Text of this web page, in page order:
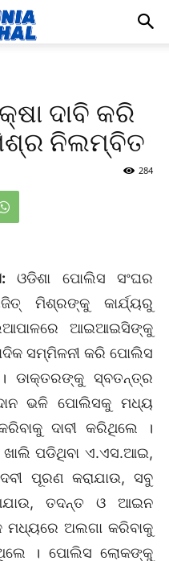
ଦାବି କରି
ନିଲମ୍ବିତ
284
ଓଡିଶା ପୋଲିସ ସଂଘର
ମିଶ୍ରଙ୍କୁ କାର୍ଯ୍ୟରୁ
ଆଇଆଇସିଙ୍କୁ
ସମ୍ମିଳନୀ କରି ପୋଲିସ
ଡାକ୍ତରଙ୍କୁ ସ୍ବତନ୍ତ୍ର
ଭଳି ପୋଲିସକୁ ମଧ୍ୟ
ଦାବୀ କରିଥିଲେ ।
ଖାଲି ପଡିଥିବା ଏ.ଏସ.ଆଇ,
ପୂରଣ କରାଯାଉ, ସବୁ
ତଦନ୍ତ ଓ ଆଇନ
ମଧ୍ୟରେ ଅଲଗା କରିବାକୁ
। ପୋଲିସ ଲୋକଙ୍କୁ